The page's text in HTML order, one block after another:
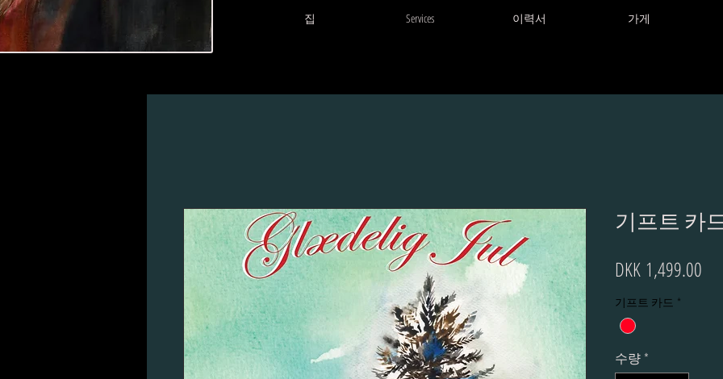
집 Services 이력서 가게
기프트 카
DKK 1,499.00
기프트 카드 *
수량 *